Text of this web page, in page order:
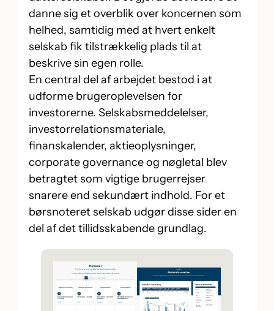
danne sig et overblik over koncernen som
helhed, samtidig med at hvert enkelt
selskab fik tilstrækkelig plads til at
beskrive sin egen rolle.
En central del af arbejdet bestod i at
udforme brugeroplevelsen for
investorerne. Selskabsmeddelelser,
investorrelationsmateriale,
finanskalender, aktieoplysninger,
corporate governance og nøgletal blev
betragtet som vigtige brugerrejser
snarere end sekundært indhold. For et
børsnoteret selskab udgør disse sider en
del af det tillidsskabende grundlag.